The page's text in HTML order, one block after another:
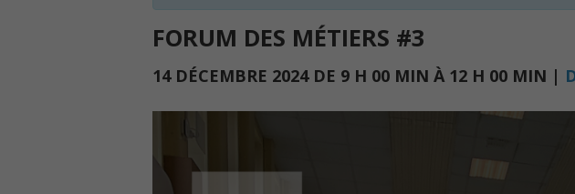
FORUM DES MÉTIERS #3
14 DÉCEMBRE 2024 DE 9 H 00 MIN À 12 H 00 MIN |